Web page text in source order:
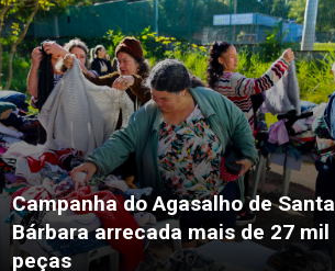
Campanha do Agasalho de Santa
Bárbara arrecada mais de 27 mil
peças